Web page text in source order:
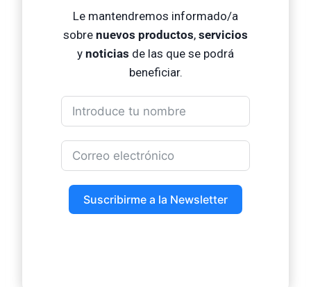
Le mantendremos informado/a
sobre nuevos productos, servicios
y noticias de las que se podrá
beneficiar.
Suscribirme a la Newsletter